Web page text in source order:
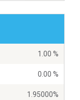
1.00 %
0.00 %
1.95000%